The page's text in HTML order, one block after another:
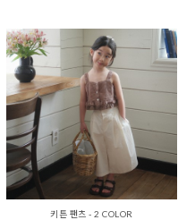
키튼 팬츠 - 2 COLOR